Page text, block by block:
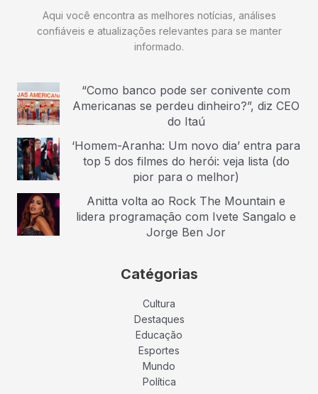
Aqui você encontra as melhores notícias, análises
confiáveis e atualizações relevantes para se manter
informado.
“Como banco pode ser conivente com
Americanas se perdeu dinheiro?”, diz CEO
do Itaú
‘Homem-Aranha: Um novo dia’ entra para
top 5 dos filmes do herói: veja lista (do
pior para o melhor)
Anitta volta ao Rock The Mountain e
lidera programação com Ivete Sangalo e
Jorge Ben Jor
Catégorias
Cultura
Destaques
Educação
Esportes
Mundo
Política